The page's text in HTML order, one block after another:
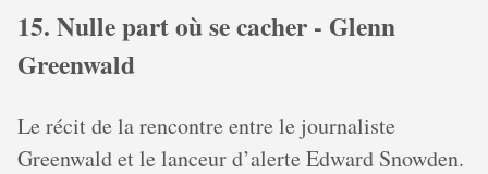
15. Nulle part où se cacher - Glenn
Greenwald
Le récit de la rencontre entre le journaliste
Greenwald et le lanceur d’alerte Edward Snowden.